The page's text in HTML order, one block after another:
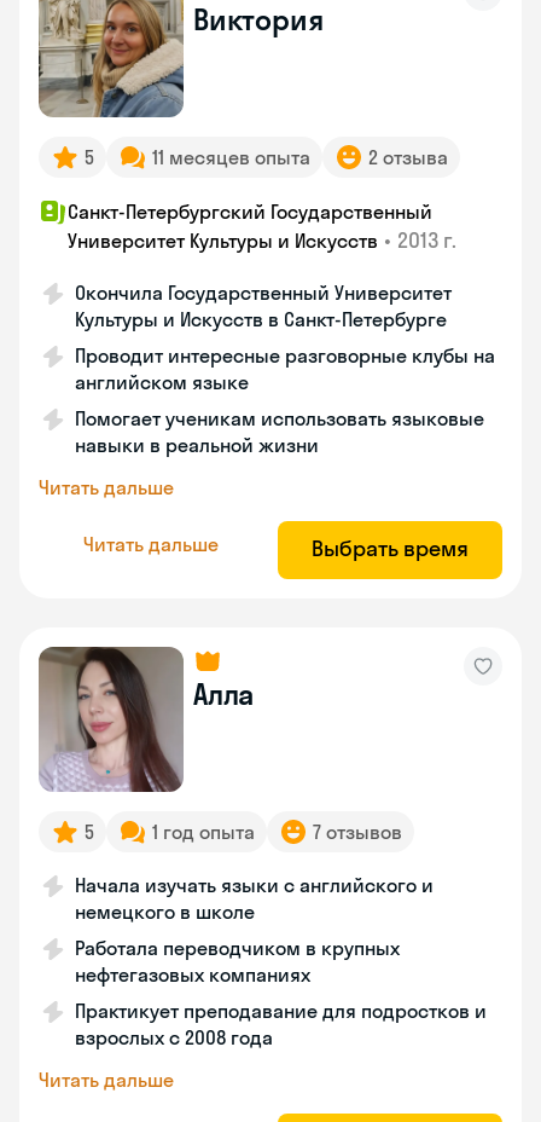
Виктория
5 11 месяцев опыта 2 отзыва
Санкт-Петербургский Государственный
Университет Культуры и Искусств • 2013 г.
Окончила Государственный Университет
Культуры и Искусств в Санкт-Петербурге
Проводит интересные разговорные клубы на
английском языке
Помогает ученикам использовать языковые
навыки в реальной жизни
Читать дальше
Читать дальше Выбрать время
Алла
5 1 год опыта 7 отзывов
Начала изучать языки с английского и
немецкого в школе
Работала переводчиком в крупных
нефтегазовых компаниях
Практикует преподавание для подростков и
взрослых с 2008 года
Читать дальше